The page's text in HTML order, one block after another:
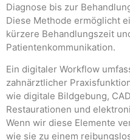
Diagnose bis zur
Diese Methode ermöglicht
kürzere Behandlungszeit
Patientenkommunikation.
Ein digitaler Workflow
zahnärztlicher
wie digitale Bildgebung,
Restaurationen und
Wenn wir diese Elemente
wie sie zu einem